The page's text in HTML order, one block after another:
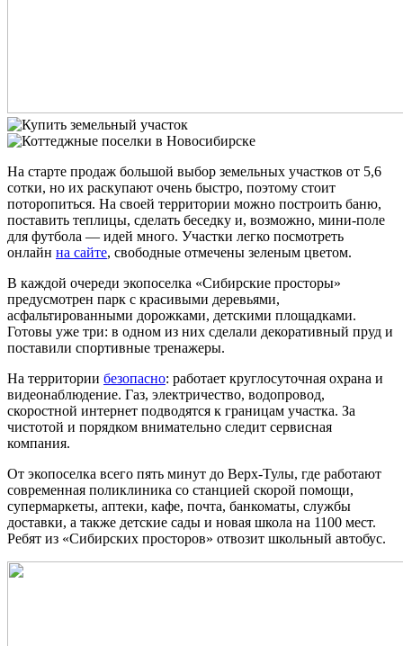
На старте продаж большой выбор земельных участков от 5,6
сотки, но их раскупают очень быстро, поэтому стоит
поторопиться. На своей территории можно построить баню,
поставить теплицы, сделать беседку и, возможно, мини-поле
для футбола — идей много. Участки легко посмотреть
онлайн на сайте, свободные отмечены зеленым цветом.
В каждой очереди экопоселка «Сибирские просторы»
предусмотрен парк с красивыми деревьями,
асфальтированными дорожками, детскими площадками.
Готовы уже три: в одном из них сделали декоративный пруд и
поставили спортивные тренажеры.
На территории безопасно: работает круглосуточная охрана и
видеонаблюдение. Газ, электричество, водопровод,
скоростной интернет подводятся к границам участка. За
чистотой и порядком внимательно следит сервисная
компания.
От экопоселка всего пять минут до Верх-Тулы, где работают
современная поликлиника со станцией скорой помощи,
супермаркеты, аптеки, кафе, почта, банкоматы, службы
доставки, а также детские сады и новая школа на 1100 мест.
Ребят из «Сибирских просторов» отвозит школьный автобус.